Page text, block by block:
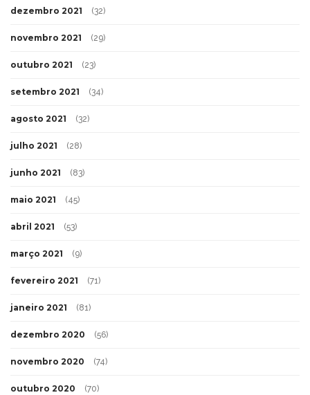
dezembro 2021 (32)
novembro 2021 (29)
outubro 2021 (23)
setembro 2021 (34)
agosto 2021 (32)
julho 2021 (28)
junho 2021 (83)
maio 2021 (45)
abril 2021 (53)
março 2021 (9)
fevereiro 2021 (71)
janeiro 2021 (81)
dezembro 2020 (56)
novembro 2020 (74)
outubro 2020 (70)